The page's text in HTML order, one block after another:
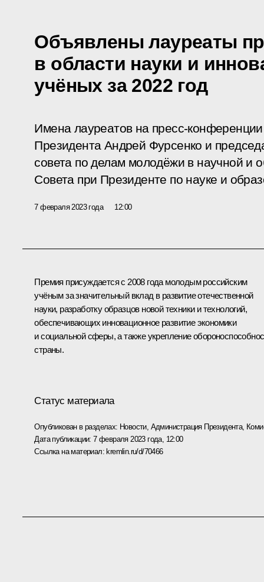
Объявлены лауреаты
в области науки и
учёных за 2022 год
Имена лауреатов на пресс-
Президента Андрей Фурсенко и
совета по делам молодёжи в научной и
Совета при Президенте по науке и
7 февраля 2023 года 12:00
Премия присуждается с 2008 года молодым российским
учёным за значительный вклад в развитие отечественной
науки, разработку образцов новой техники и технологий,
обеспечивающих инновационное развитие экономики
и социальной сферы, а также укрепление
страны.
Статус материала
Опубликован в разделах: Новости, Администрация Президента,
Дата публикации:7 февраля 2023 года, 12:00
Ссылка на материал: kremlin.ru/d/70466